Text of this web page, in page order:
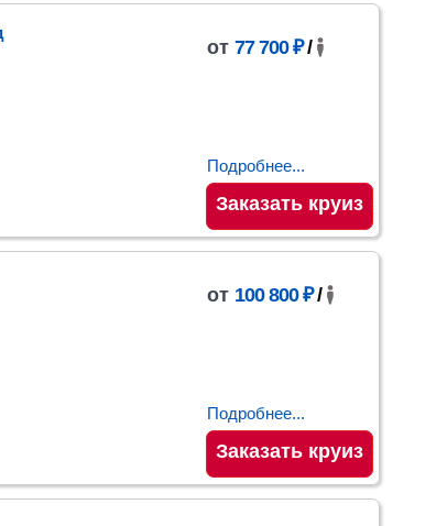
от 77 700 ₽/
Подробнее...
Заказать круиз
от 100 800 ₽/
Подробнее...
Заказать круиз